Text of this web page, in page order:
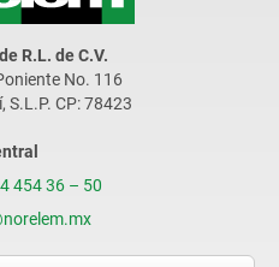
R.L. de C.V.
No. 116
S.L.P. CP: 78423
454 36 – 50